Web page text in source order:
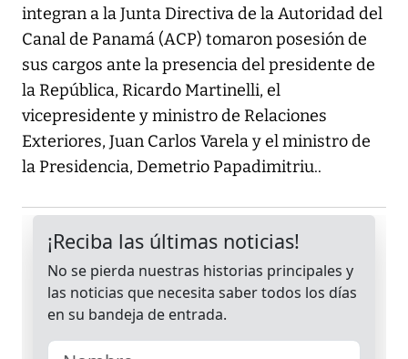
integran a la Junta Directiva de la Autoridad del
Canal de Panamá (ACP) tomaron posesión de
sus cargos ante la presencia del presidente de
la República, Ricardo Martinelli, el
vicepresidente y ministro de Relaciones
Exteriores, Juan Carlos Varela y el ministro de
la Presidencia, Demetrio Papadimitriu..